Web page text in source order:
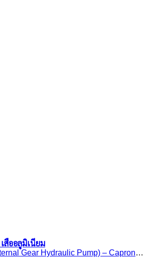
สื้ออลูมิเนียม
Gear Hydraulic Pump) – Caproni